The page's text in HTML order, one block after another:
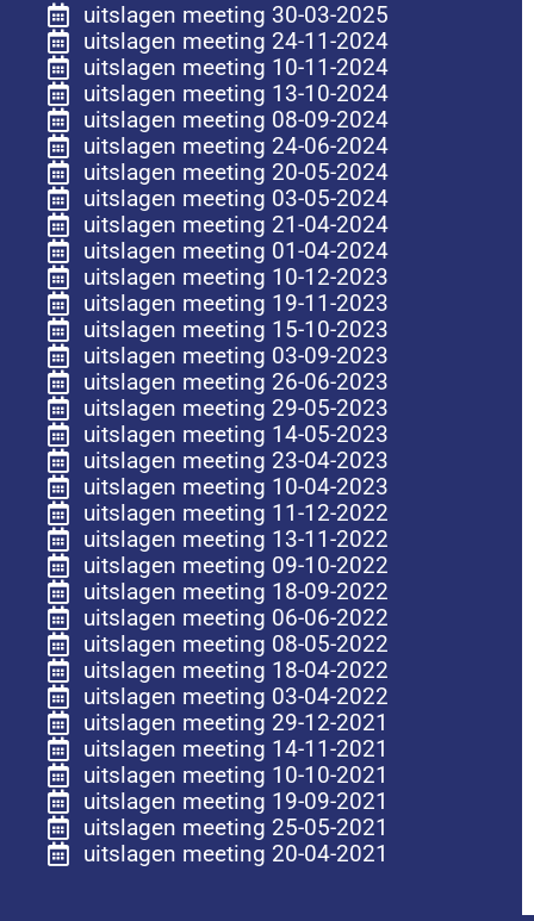
uitslagen meeting 30-03-2025
uitslagen meeting 24-11-2024
uitslagen meeting 10-11-2024
uitslagen meeting 13-10-2024
uitslagen meeting 08-09-2024
uitslagen meeting 24-06-2024
uitslagen meeting 20-05-2024
uitslagen meeting 03-05-2024
uitslagen meeting 21-04-2024
uitslagen meeting 01-04-2024
uitslagen meeting 10-12-2023
uitslagen meeting 19-11-2023
uitslagen meeting 15-10-2023
uitslagen meeting 03-09-2023
uitslagen meeting 26-06-2023
uitslagen meeting 29-05-2023
uitslagen meeting 14-05-2023
uitslagen meeting 23-04-2023
uitslagen meeting 10-04-2023
uitslagen meeting 11-12-2022
uitslagen meeting 13-11-2022
uitslagen meeting 09-10-2022
uitslagen meeting 18-09-2022
uitslagen meeting 06-06-2022
uitslagen meeting 08-05-2022
uitslagen meeting 18-04-2022
uitslagen meeting 03-04-2022
uitslagen meeting 29-12-2021
uitslagen meeting 14-11-2021
uitslagen meeting 10-10-2021
uitslagen meeting 19-09-2021
uitslagen meeting 25-05-2021
uitslagen meeting 20-04-2021